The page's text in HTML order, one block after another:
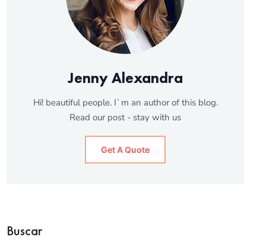
Jenny Alexandra
Hi! beautiful people. I`m an author of this blog.
Read our post - stay with us
Get A Quote
Buscar